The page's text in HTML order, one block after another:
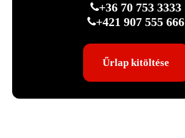
+36 70 753 3333
+421 907 555 666
Űrlap kitöltése